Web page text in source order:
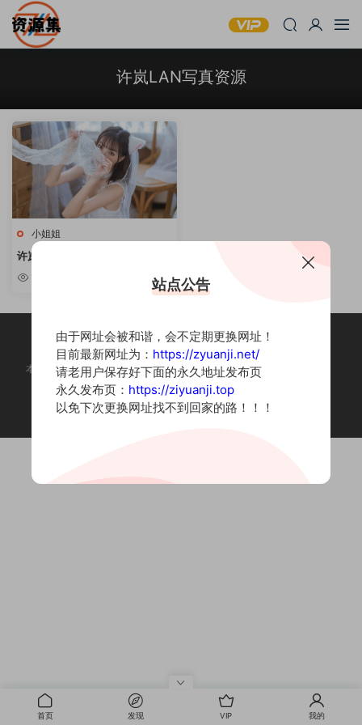
许岚LAN写真资源
小姐姐
许岚LAN – 可爱小姐姐写真合集
[持续更新]
本站为摄影写真图片网站，内容来自网络收集整理，仅作个人学习使用。
如有违法内容请联系删除
Copyright © 2022 资源集
首页 发现 VIP 我的
站点公告
由于网址会被和谐，会不定期更换网址！
目前最新网址为： https://zyuanji.net/
请老用户保存好下面的永久地址发布页
永久发布页： https://ziyuanji.top
以免下次更换网址找不到回家的路！！！